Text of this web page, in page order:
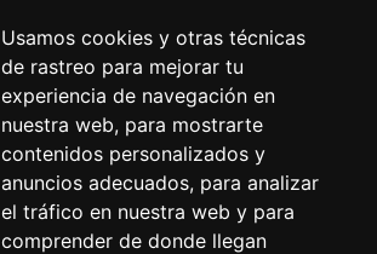
Usamos cookies y otras técnicas
de rastreo para mejorar tu
experiencia de navegación en
nuestra web, para mostrarte
contenidos personalizados y
anuncios adecuados, para analizar
el tráfico en nuestra web y para
comprender de donde llegan